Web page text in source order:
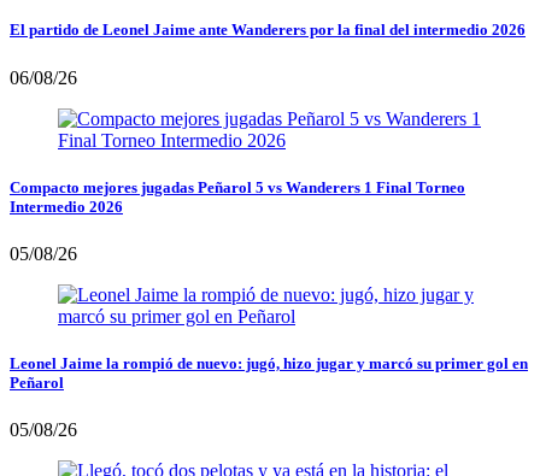
El partido de Leonel Jaime ante Wanderers por la final del intermedio 2026
06/08/26
Compacto mejores jugadas Peñarol 5 vs Wanderers 1 Final Torneo
Intermedio 2026
05/08/26
Leonel Jaime la rompió de nuevo: jugó, hizo jugar y marcó su primer gol en
Peñarol
05/08/26